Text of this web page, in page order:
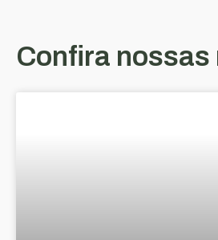
Confira